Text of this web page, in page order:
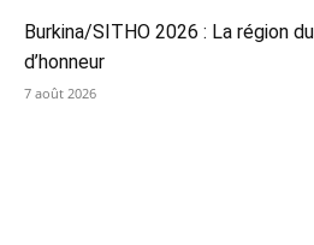
Burkina/SITHO 2026 : La région
d’honneur
7 août 2026